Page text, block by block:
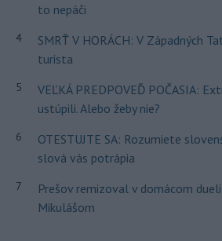
to nepáči
4
SMRŤ V HORÁCH: V Západných
turista
5
VEĽKÁ PREDPOVEĎ POČASIA:
ustúpili. Alebo žeby nie?
6
OTESTUJTE SA: Rozumiete
slová vás potrápia
7
Prešov remizoval v domácom
Mikulášom